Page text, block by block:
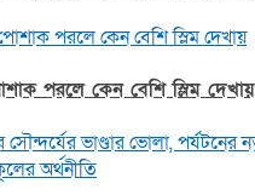
পরলে কেন বেশি স্লিম দেখায়